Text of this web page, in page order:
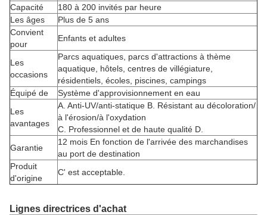
Capacité
180 à 200 invités par heure
Les âges
Plus de 5 ans
Convient
pour
Enfants et adultes
Les
occasions
Parcs aquatiques, parcs d'attractions à thème
aquatique, hôtels, centres de villégiature,
résidentiels, écoles, piscines, campings
Équipé de
Système d'approvisionnement en eau
Les
avantages
A. Anti-UV/anti-statique B. Résistant au décoloration/
à l'érosion/à l'oxydation
C. Professionnel et de haute qualité D.
Garantie
12 mois En fonction de l'arrivée des marchandises
au port de destination
Produit
d'origine
C' est acceptable.
Lignes directrices d'achat